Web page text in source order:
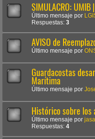
SIMULACRO:
Último mensaje por
Respuestas: 3
AVISO de
Último mensaje por
Guardacostas
Marítima
Último mensaje por
Histórico sobre los
Último mensaje por
Respuestas: 4